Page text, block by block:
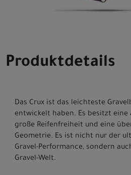
Produktdetails
Das Crux ist das leichteste
entwickelt haben. Es besitzt eine
große Reifenfreiheit und eine
Geometrie. Es ist nicht nur der
Gravel-Performance, sondern
Gravel-Welt.